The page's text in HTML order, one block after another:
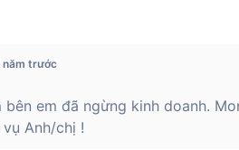
năm trước
em đã ngừng kinh doanh.
Anh/chị !